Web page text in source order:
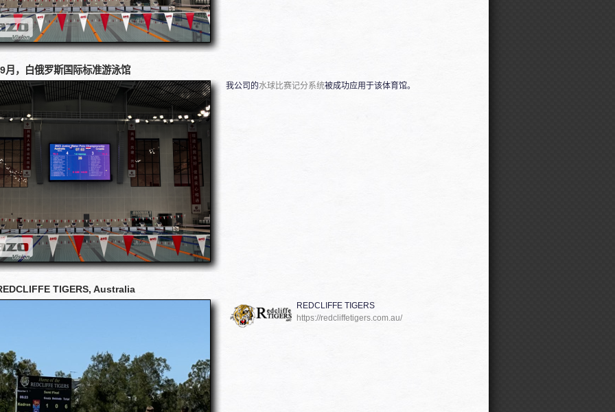
月，白俄罗斯国际标准游泳馆
我公司的水球比赛记分系统被成功应用于该体育馆。
TIGERS, Australia
REDCLIFFE TIGERS
https://redcliffetigers.com.au/